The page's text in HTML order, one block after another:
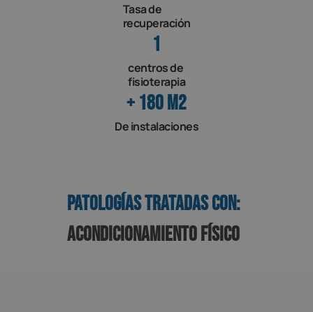
Tasa de
recuperación
centros de
fisioterapia
1
De instalaciones
+ 180 M2
Patologías tratadas con:
Acondicionamiento Físico